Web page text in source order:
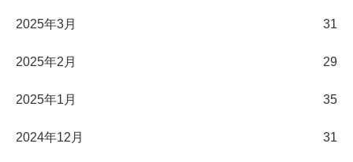
2025年3月 31
2025年2月 29
2025年1月 35
2024年12月 31